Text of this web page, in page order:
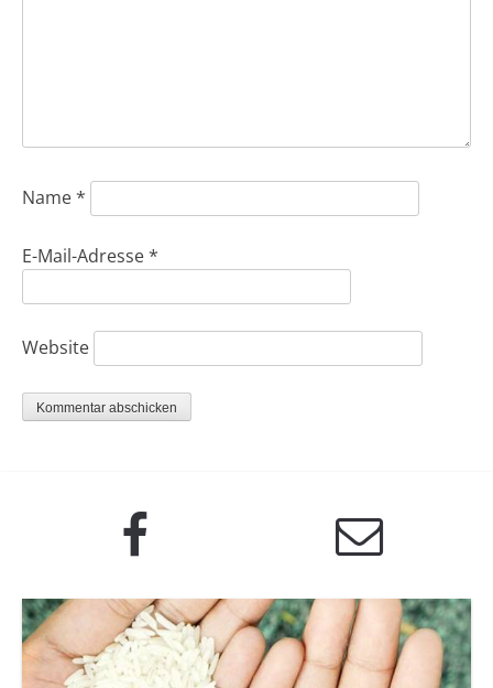
Name*
E-Mail-Adresse*
Website